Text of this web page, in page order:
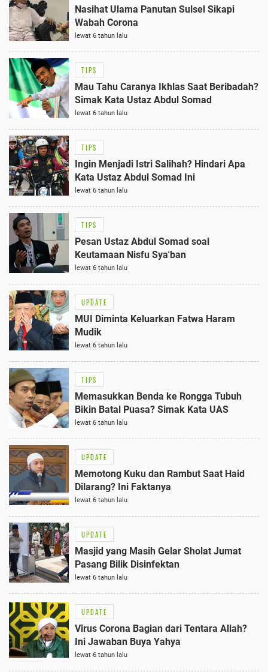
Nasihat Ulama Panutan Sulsel Sikapi
Wabah Corona
lewat 6 tahun lalu
TIPS
Mau Tahu Caranya Ikhlas Saat Beribadah?
Simak Kata Ustaz Abdul Somad
lewat 6 tahun lalu
TIPS
Ingin Menjadi Istri Salihah? Hindari Apa
Kata Ustaz Abdul Somad Ini
lewat 6 tahun lalu
TIPS
Pesan Ustaz Abdul Somad soal
Keutamaan Nisfu Sya'ban
lewat 6 tahun lalu
UPDATE
MUI Diminta Keluarkan Fatwa Haram
Mudik
lewat 6 tahun lalu
TIPS
Memasukkan Benda ke Rongga Tubuh
Bikin Batal Puasa? Simak Kata UAS
lewat 6 tahun lalu
UPDATE
Memotong Kuku dan Rambut Saat Haid
Dilarang? Ini Faktanya
lewat 6 tahun lalu
UPDATE
Masjid yang Masih Gelar Sholat Jumat
Pasang Bilik Disinfektan
lewat 6 tahun lalu
UPDATE
Virus Corona Bagian dari Tentara Allah?
Ini Jawaban Buya Yahya
lewat 6 tahun lalu